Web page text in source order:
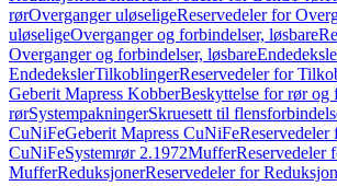
rørOverganger uløseligeReservedeler for
uløseligeOverganger og forbindelser, løsbare
Overganger og forbindelser, løsbare
EndedekslerTilkoblingerReservedeler for
Geberit Mapress KobberBeskyttelse for rør og
rørSystempakningerSkruesett til
CuNiFeGeberit Mapress CuNiFeReservedeler
CuNiFeSystemrør 2.1972MufferReservedeler
MufferReduksjonerReservedeler for